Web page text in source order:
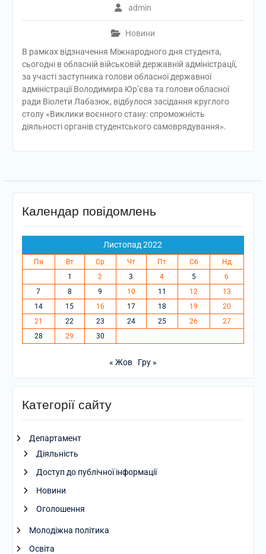
admin
Новини
В рамках відзначення Міжнародного дня студента,
сьогодні в обласній військовій державній адміністрації,
за участі заступника голови обласної державної
адміністрації Володимира Юр’єва та голови обласної
ради Віолети Лабазюк, відбулося засідання круглого
столу «Виклики воєнного стану: спроможність
діяльності органів студентського самоврядування».
Календар повідомлень
Листопад 2022
Пн Вт Ср Чт Пт Сб
Нд
1
2 3 4 5
6
7
8 9 10 11 12
13
14
15 16 17 18 19
20
21
22 23 24 25 26
27
28
29 30
« Жов Гру »
Категорії сайту
Департамент
Діяльність
Доступ до публічної інформації
Новини
Оголошення
Молодіжна політика
Освіта